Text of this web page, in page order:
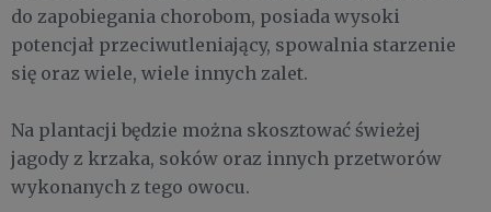
do zapobiegania chorobom, posiada wysoki
potencjał przeciwutleniający, spowalnia starzenie
się oraz wiele, wiele innych zalet.
Na plantacji będzie można skosztować świeżej
jagody z krzaka, soków oraz innych przetworów
wykonanych z tego owocu.